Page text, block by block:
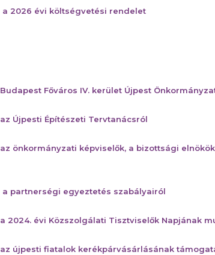
a 2026 évi költségvetési rendelet
Budapest Főváros IV. kerület Újpest
az Újpesti Építészeti Tervtanácsról
az önkormányzati képviselők, a bizottsági
a partnerségi egyeztetés szabályairól
a 2024. évi Közszolgálati Tisztviselők Napjának
az újpesti fiatalok kerékpárvásárlásának